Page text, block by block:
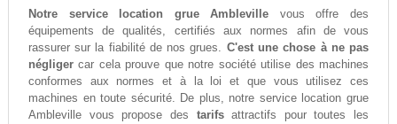
Notre service location grue Ambleville vous offre des
équipements de qualités, certifiés aux normes afin de vous
rassurer sur la fiabilité de nos grues. C'est une chose à ne pas
négligercar cela prouve que notre société utilise des machines
conformes aux normes et à la loi et que vous utilisez ces
machines en toute sécurité. De plus, notre service location grue
Ambleville vous propose des tarifsattractifs pour toutes les